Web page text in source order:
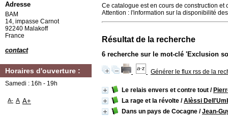
Ce catalogue est en cours de construction
Attention : l'information sur la disponibilité
Résultat de la recherche
6 recherche sur le mot-clé 'Exclusion
Générer le flux rss de la
Le relais envers et contre tout /
La rage et la révolte /Alèssi
Dans un pays de Cocagne /Jean-
Adresse
BAM
14, impasse Carnot
92240 Malakoff
France
contact
Horaires d'ouverture :
Samedi : 16h - 19h
A- A A+